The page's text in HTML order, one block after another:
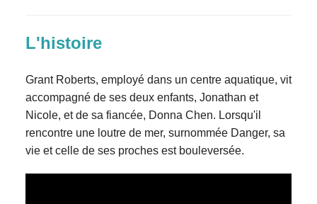
L'histoire
Grant Roberts, employé dans un centre aquatique, vit
accompagné de ses deux enfants, Jonathan et
Nicole, et de sa fiancée, Donna Chen. Lorsqu'il
rencontre une loutre de mer, surnommée Danger, sa
vie et celle de ses proches est bouleversée.